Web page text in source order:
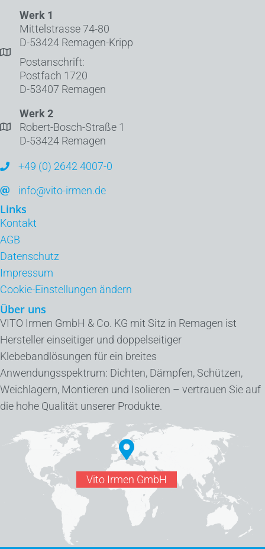
Werk 1
Mittelstrasse 74-80
D-53424 Remagen-Kripp
Postanschrift:
Postfach 1720
D-53407 Remagen
Werk 2
Robert-Bosch-Straße 1
D-53424 Remagen
+49 (0) 2642 4007-0
info@vito-irmen.de
Links
Kontakt
AGB
Datenschutz
Impressum
Cookie-Einstellungen ändern
Über uns
VITO Irmen GmbH & Co. KG mit Sitz in Remagen ist
Hersteller einseitiger und doppelseitiger
Klebebandlösungen für ein breites
Anwendungsspektrum: Dichten, Dämpfen, Schützen,
Weichlagern, Montieren und Isolieren – vertrauen Sie auf
die hohe Qualität unserer Produkte.
Vito Irmen GmbH